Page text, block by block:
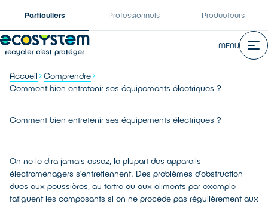
Particuliers Professionnels Producteurs
MENU
Accueil
Comprendre
Comment bien entretenir ses équipements électriques ?
Comment bien entretenir ses équipements électriques ?
On ne le dira jamais assez, la plupart des appareils
électroménagers s’entretiennent. Des problèmes d’obstruction
dues aux poussières, au tartre ou aux aliments par exemple
fatiguent les composants si on ne procède pas régulièrement aux